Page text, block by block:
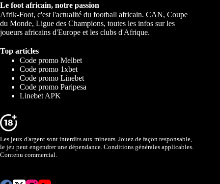
Le foot africain, notre passion
Afrik-Foot, c'est l'actualité du football africain. CAN, Coupe
du Monde, Ligue des Champions, toutes les infos sur les
joueurs africains d'Europe et les clubs d'Afrique.
Top articles
Code promo Melbet
Code promo 1xbet
Code promo Linebet
Code promo Paripesa
Linebet APK
Les jeux d'argent sont interdits aux mineurs. Jouez de façon responsable,
le jeu peut engendrer une dépendance. Conditions générales applicables.
Contenu commercial.